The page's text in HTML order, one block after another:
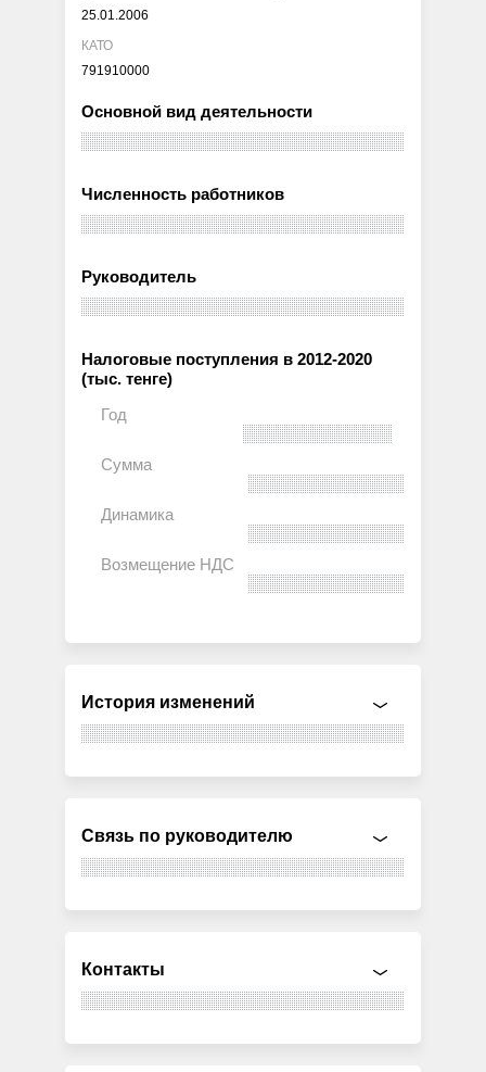
25.01.2006
КАТО
791910000
Основной вид деятельности
Численность работников
Руководитель
Налоговые поступления в 2012-2020
(тыс. тенге)
История изменений
Связь по руководителю
Контакты